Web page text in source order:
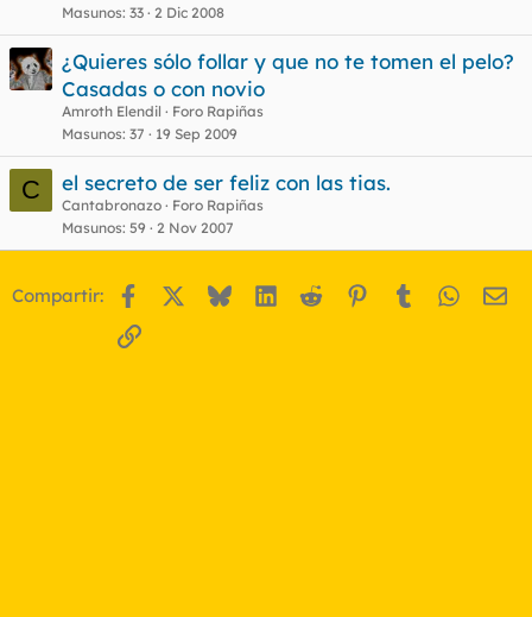
Masunos 33 2 Dic 2008
¿Quieres sólo follar y que no te tomen el pelo?
Casadas o con novio
Amroth Elendil
Foro Rapiñas
Masunos 37 19 Sep 2009
C el secreto de ser feliz con las tias.
Cantabronazo
Foro Rapiñas
Masunos 59 2 Nov 2007
Compartir: Facebook BlueskyLinkedIn
Reddit Pinterest
Tumblr
Enlace